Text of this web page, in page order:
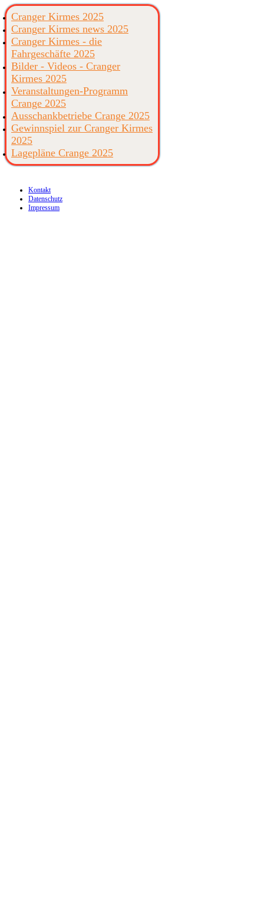
Cranger Kirmes 2025
Cranger Kirmes news 2025
Cranger Kirmes - die
Fahrgeschäfte 2025
Bilder - Videos - Cranger
Kirmes 2025
Veranstaltungen-Programm
Crange 2025
Ausschankbetriebe Crange 2025
Gewinnspiel zur Cranger Kirmes
2025
Lagepläne Crange 2025
Kontakt
Datenschutz
Impressum